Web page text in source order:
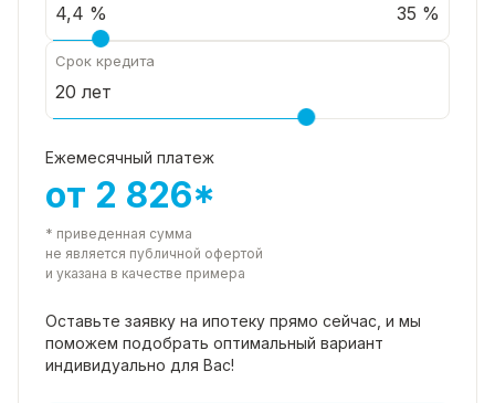
35 %
Срок кредита
Ежемесячный платеж
от 2 826*
* приведенная сумма
не является публичной офертой
и указана в качестве примера
Оставьте заявку на ипотеку прямо сейчас, и мы
поможем подобрать оптимальный вариант
индивидуально для Вас!